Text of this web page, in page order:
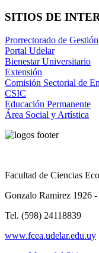
SITIOS DE
Prorrectorado de Gestión
Portal Udelar
Bienestar Universitario
Extensión
Comisión Sectorial de
CSIC
Educación Permanente
Área Social y Artística
Facultad de Ciencias
Gonzalo Ramirez 1926
Tel. (598) 24118839
www.fcea.udelar.edu.uy